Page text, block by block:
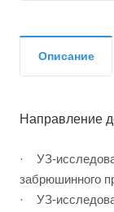
Описание
Направление
· УЗ-
забрюшинного
· УЗ-